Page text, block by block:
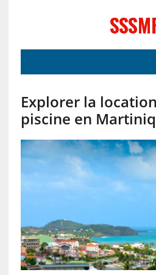
Explorer la
piscine en